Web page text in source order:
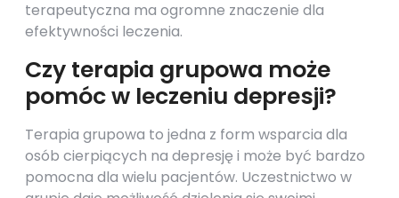
terapeutyczna ma ogromne znaczenie dla
efektywności leczenia.
Czy terapia grupowa może
pomóc w leczeniu depresji?
Terapia grupowa to jedna z form wsparcia dla
osób cierpiących na depresję i może być bardzo
pomocna dla wielu pacjentów. Uczestnictwo w